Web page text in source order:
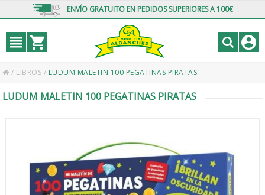
ENVÍO GRATUITO EN PEDIDOS SUPERIORES A 100€
/ LIBROS / LUDUM MALETIN 100 PEGATINAS PIRATAS
LUDUM MALETIN 100 PEGATINAS PIRATAS